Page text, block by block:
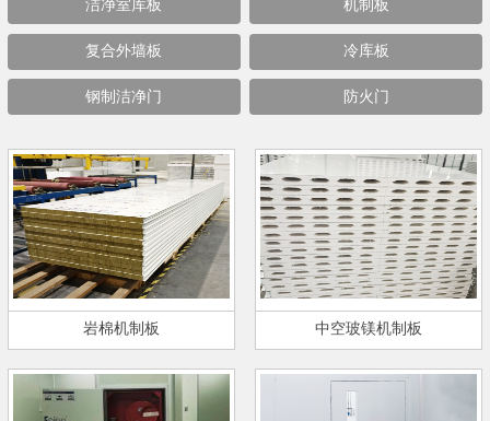
洁净室库板 机制板
复合外墙板 冷库板
钢制洁净门 防火门
岩棉机制板 中空玻镁机制板